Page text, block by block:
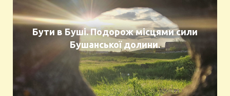
Бути в Буші. Подорож місцями сили
Бушанської долини.